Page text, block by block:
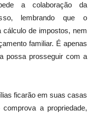
a colaboração da
lembrando que o
cálculo de impostos, nem
familiar. É apenas
possa prosseguir com a
ficarão em suas casas
a propriedade,